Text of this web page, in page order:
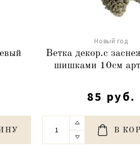
Новый год
Ветка декор.с
шишками 10см
85 руб.
В